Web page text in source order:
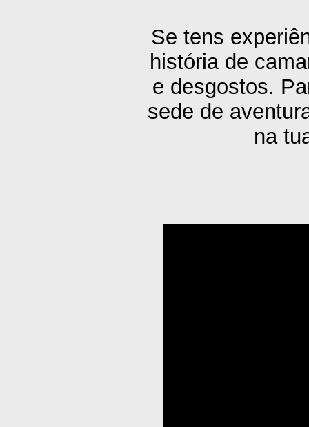
Se tens
história de
e desgostos.
sede de
na